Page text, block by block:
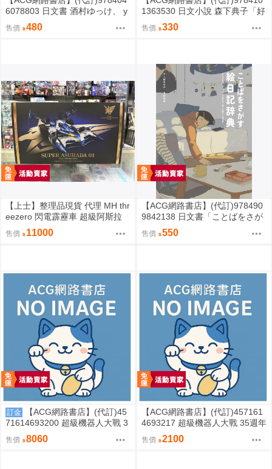
6078803 日文書 酒村ゆっけ、 y
ukke sakamura「明るい夜に、
星を探して」
售價 480
1363530 日文小說 森下典子「好
日日記：季節のように生きる」
售價 330
【上士】整理品現貨 代理 MH thr
eezero 閃電霹靂車 超級阿斯拉
完全變形 無壓克力盒 請詳閱內文
售價 11000
【ACG網路書店】(代訂)978490
9842138 日文書「ことばをさが
す絵日記辞典」YUEISHA DICTI
ONARY
售價 550
訂金
【ACG網路書店】(代訂)45
71614693200 超級機器人大戰 3
5週年紀念 JAM Project 主題歌完
整專輯 完全生產限定盤
售價 8060
【ACG網路書店】(代訂)457161
4693217 超級機器人大戰 35週年
紀念 JAM Project 主題歌完整專
輯 通常盤
售價 2100